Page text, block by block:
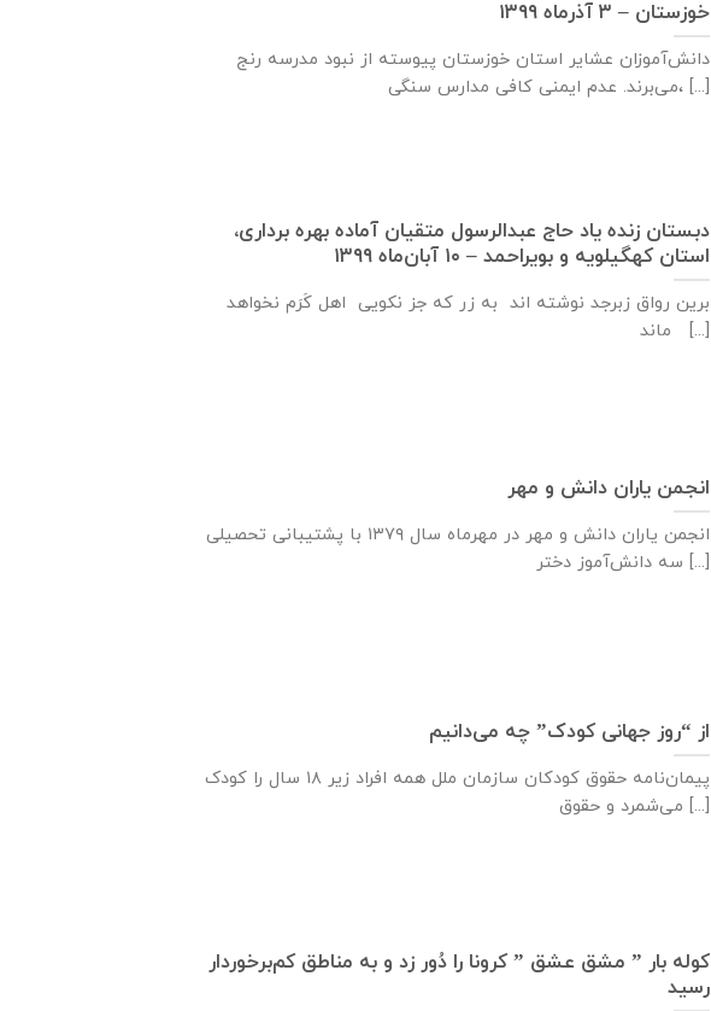
خوزستان – ۳ آذر‌ماه ۱۳۹۹
دانش‌آموزان عشایر استان خوزستان پيوسته از نبود مدرسه رنج
می‌برند. عدم ایمنی کافی مدارس سنگی، [...]
دبستان زنده ياد حاج عبدالرسول متقيان آماده بهره برداری،
استان كهگيلويه و بويراحمد – ۱۰ آبان‌ماه ۱۳۹۹
برین رواق زبرجد نوشته اند به زر که جز نکویی اهل کَرَم نخواهد
ماند [...]
انجمن یاران دانش و مهر
انجمن یاران دانش و مهر در مهرماه سال ۱۳۷۹ با پشتیبانی تحصیلی
سه دانش‌آموز دختر [...]
از “روز جهانی کودک” چه می‌دانیم
پیمان‌نامه‌ حقوق کودکان سازمان ملل همه‌ افراد زیر ۱۸ سال را کودک
می‌شمرد و حقوق [...]
کوله بار ” مشق عشق ” کرونا را دُور زد و به مناطق کم‌برخوردار
رسید